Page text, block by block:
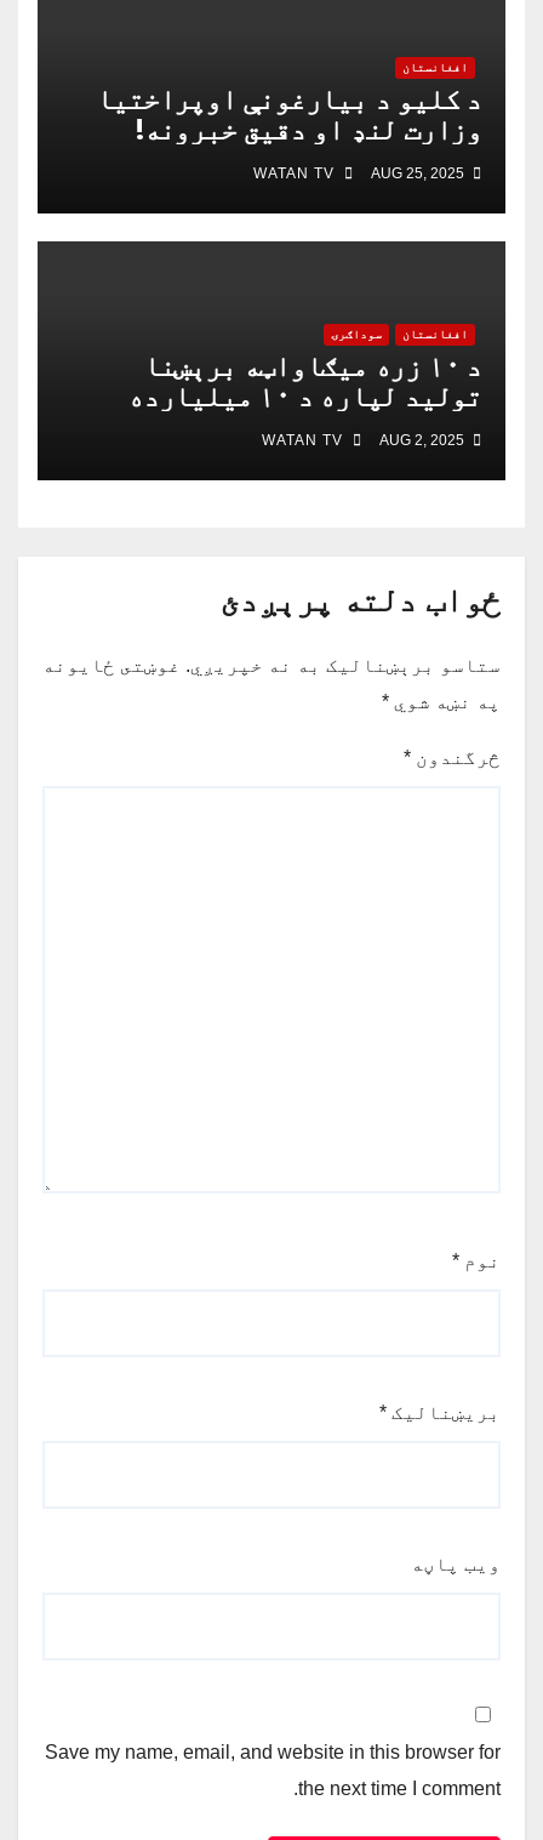
افغانستان
د کلیو د بیارغونې اوپراختیا
وزارت لنډ او دقیق خبرونه!
افغانستان سوداګرۍ
د ۱۰ زره میګاواټه برېښنا
تولید لپاره د ۱۰ میلیارده
ډالرو تړون لاسلیک شو
ځواب دلته پرېږدئ
ستاسو برېښناليک به نه خپريږي. غوښتى ځایونه
په نښه شوي *
څرگندون *
نوم *
بریښنالیک *
ویب پاڼه
Save my name, email, and website in this browser for
the next time I comment.